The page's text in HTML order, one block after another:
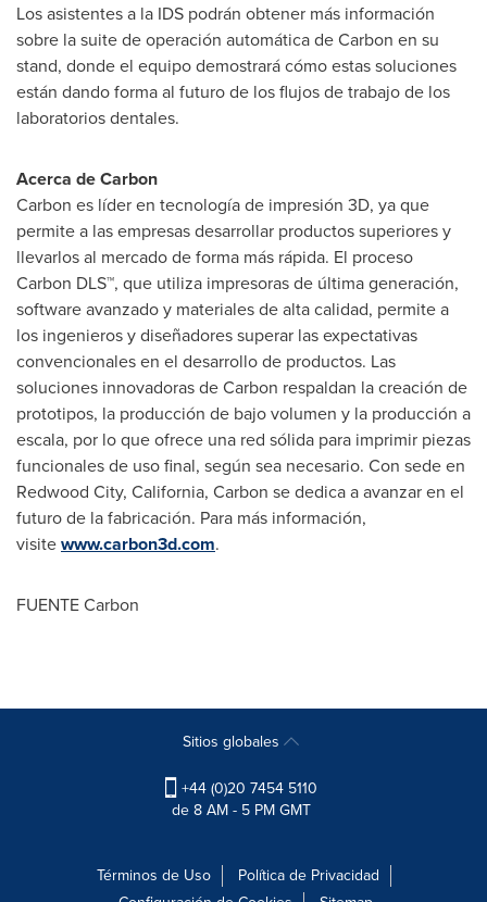
Los asistentes a la IDS podrán obtener más información
sobre la suite de operación automática de Carbon en su
stand, donde el equipo demostrará cómo estas soluciones
están dando forma al futuro de los flujos de trabajo de los
laboratorios dentales.
Acerca de Carbon
Carbon es líder en tecnología de impresión 3D, ya que
permite a las empresas desarrollar productos superiores y
llevarlos al mercado de forma más rápida. El proceso
Carbon DLS™, que utiliza impresoras de última generación,
software avanzado y materiales de alta calidad, permite a
los ingenieros y diseñadores superar las expectativas
convencionales en el desarrollo de productos. Las
soluciones innovadoras de Carbon respaldan la creación de
prototipos, la producción de bajo volumen y la producción a
escala, por lo que ofrece una red sólida para imprimir piezas
funcionales de uso final, según sea necesario. Con sede en
Redwood City, California, Carbon se dedica a avanzar en el
futuro de la fabricación. Para más información,
visitewww.carbon3d.com.
FUENTE Carbon
Sitios globales
+44 (0)20 7454 5110
de 8 AM - 5 PM GMT
Términos de Uso
Política de Privacidad